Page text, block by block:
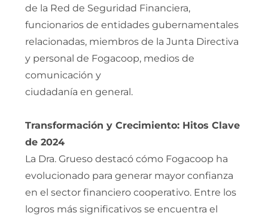
de la Red de Seguridad Financiera,
funcionarios de entidades gubernamentales
relacionadas, miembros de la Junta Directiva
y personal de Fogacoop, medios de
comunicación y
ciudadanía en general.
Transformación y Crecimiento: Hitos Clave
de 2024
La Dra. Grueso destacó cómo Fogacoop ha
evolucionado para generar mayor confianza
en el sector financiero cooperativo. Entre los
logros más significativos se encuentra el